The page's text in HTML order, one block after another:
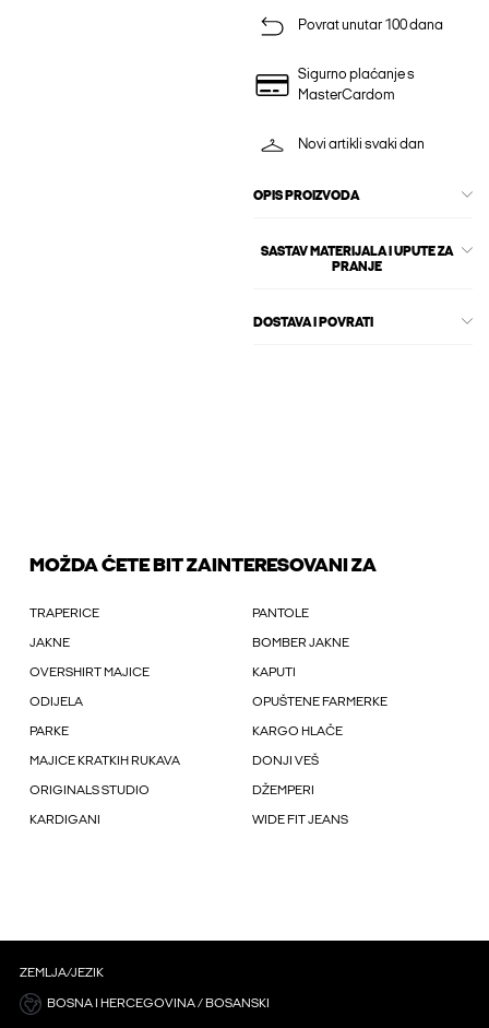
Povrat unutar 100 dana
Sigurno plaćanje s
MasterCardom
Novi artikli svaki dan
OPIS PROIZVODA
SASTAV MATERIJALA I UPUTE ZA
PRANJE
DOSTAVA I POVRATI
MOŽDA ĆETE BIT ZAINTERESOVANI ZA
TRAPERICE PANTOLE
JAKNE BOMBER JAKNE
OVERSHIRT MAJICE KAPUTI
ODIJELA OPUŠTENE FARMERKE
PARKE KARGO HLAČE
MAJICE KRATKIH RUKAVA DONJI VEŠ
ORIGINALS STUDIO DŽEMPERI
KARDIGANI WIDE FIT JEANS
ZEMLJA/JEZIK
BOSNA I HERCEGOVINA / BOSANSKI